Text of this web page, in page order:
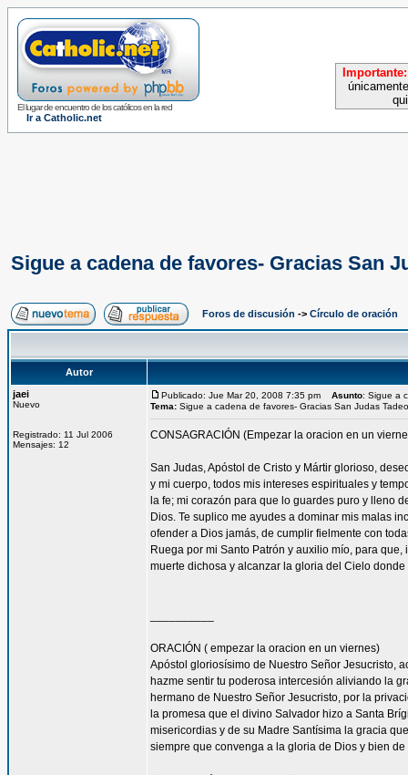
El lugar de encuentro de los católicos en la red
Ir a Catholic.net
Importante:
Sigue a cadena de favores- Gracias San
Foros de discusión -> Círculo de oración
Autor
jaei
Nuevo
Registrado: 11 Jul 2006
Mensajes: 12
Publicado: Jue Mar 20, 2008 7:35 pm Asunto: Sigue a
Tema: Sigue a cadena de favores- Gracias San Judas
CONSAGRACIÓN (Empezar la oracion en un
San Judas, Apóstol de Cristo y Mártir glorioso,
y mi cuerpo, todos mis intereses espirituales y
la fe; mi corazón para que lo guardes puro y lleno
Dios. Te suplico me ayudes a dominar mis malas
ofender a Dios jamás, de cumplir fielmente con
Ruega por mi Santo Patrón y auxilio mío, para
muerte dichosa y alcanzar la gloria del Cielo
ORACIÓN ( empezar la oracion en un viernes)
Apóstol gloriosísimo de Nuestro Señor Jesucristo,
hazme sentir tu poderosa intercesión aliviando la
hermano de Nuestro Señor Jesucristo, por la
la promesa que el divino Salvador hizo a Santa
misericordias y de su Madre Santísima la gracia
siempre que convenga a la gloria de Dios y bien de